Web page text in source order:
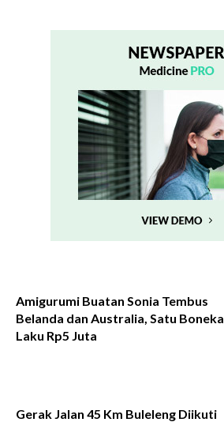
Amigurumi Buatan Sonia Tembus
Belanda dan Australia, Satu Boneka
Laku Rp5 Juta
Gerak Jalan 45 Km Buleleng Diikuti